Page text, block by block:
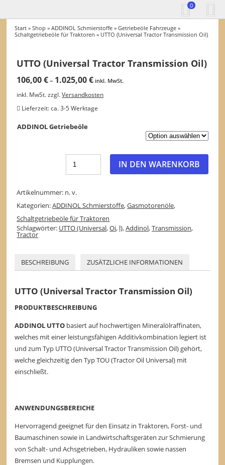
0
Start »Shop »ADDINOL Schmierstoffe »Getriebeöle Fahrzeuge »
Schaltgetriebeöle für Traktoren » UTTO (Universal Tractor Transmission Oil)
UTTO (Universal Tractor Transmission Oil)
106,00€– 1.025,00€ inkl. MwSt.
inkl. MwSt. zzgl.Versandkosten
Lieferzeit:ca. 3-5 Werktage
ADDINOL Getriebeöle
IN DEN WARENKORB
Artikelnummer: n. v.
Kategorien:ADDINOL Schmierstoffe,Gasmotorenöle,
Schaltgetriebeöle für Traktoren
Schlagwörter: UTTO (Universal,Oi, l),Addinol,Transmission,
Tractor
BESCHREIBUNG ZUSÄTZLICHE INFORMATIONEN
UTTO (Universal Tractor Transmission Oil)
PRODUKTBESCHREIBUNG
ADDINOL UTTO basiert auf hochwertigen Mineralölraffinaten,
welches mit einer leistungsfähigen Additivkombination legiert ist
und zum Typ UTTO (Universal Tractor Transmission Oil) gehört,
welche gleichzeitig den Typ TOU (Tractor Oil Universal) mit
einschließt.
ANWENDUNGSBEREICHE
Hervorragend geeignet für den Einsatz in Traktoren, Forst- und
Baumaschinen sowie in Landwirtschaftsgeräten zur Schmierung
von Schalt- und Achsgetrieben, Hydrauliken sowie nassen
Bremsen und Kupplungen.